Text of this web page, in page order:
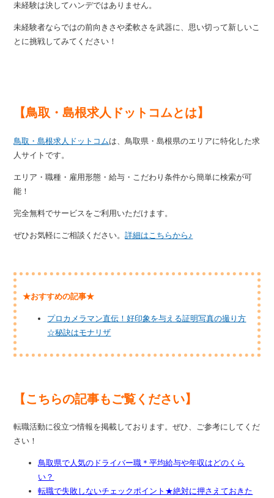
未経験は決してハンデではありません。
未経験者ならではの前向きさや柔軟さを武器に、思い切って新しいこ
とに挑戦してみてください！
【鳥取・島根求人ドットコムとは】
鳥取・島根求人ドットコムは、鳥取県・島根県のエリアに特化した求
人サイトです。
エリア・職種・雇用形態・給与・こだわり条件から簡単に検索が可
能！
完全無料でサービスをご利用いただけます。
ぜひお気軽にご相談ください。詳細はこちらから♪
★おすすめの記事★
プロカメラマン直伝！好印象を与える証明写真の撮り方
☆秘訣はモナリザ
【こちらの記事もご覧ください】
転職活動に役立つ情報を掲載しております。ぜひ、ご参考にしてくだ
さい！
鳥取県で人気のドライバー職＊平均給与や年収はどのくら
い？
転職で失敗しないチェックポイント★絶対に押さえておきた